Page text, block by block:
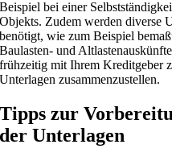
Beispiel bei einer
Objekts. Zudem werden diverse
benötigt, wie zum Beispiel
Baulasten- und
frühzeitig mit Ihrem Kreditgeber
Unterlagen zusammenzustellen.
Tipps zur
der Unterlagen